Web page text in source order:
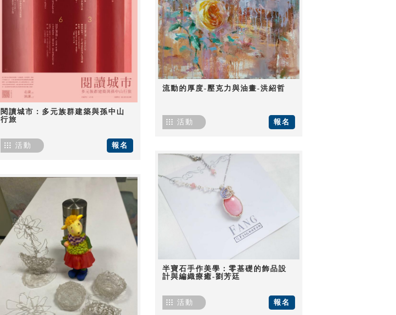
閱讀城市：多元族群建築與孫中山
行旅
報名
活動
流動的厚度-壓克力與油畫-洪紹哲
報名
活動
半寶石手作美學：零基礎的飾品設
計與編織療癒-劉芳廷
報名
活動